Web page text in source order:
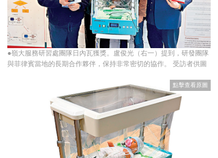
●嶺大服務研習處團隊日內瓦獲獎。盧俊光（右一）提到，研發團隊
與菲律賓當地的長期合作夥伴，保持非常密切的協作。 受訪者供圖